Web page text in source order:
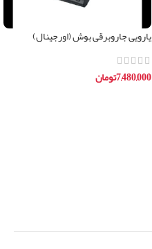
پارویی جاروبرقی بوش (اورجینال)
7,480,000تومان